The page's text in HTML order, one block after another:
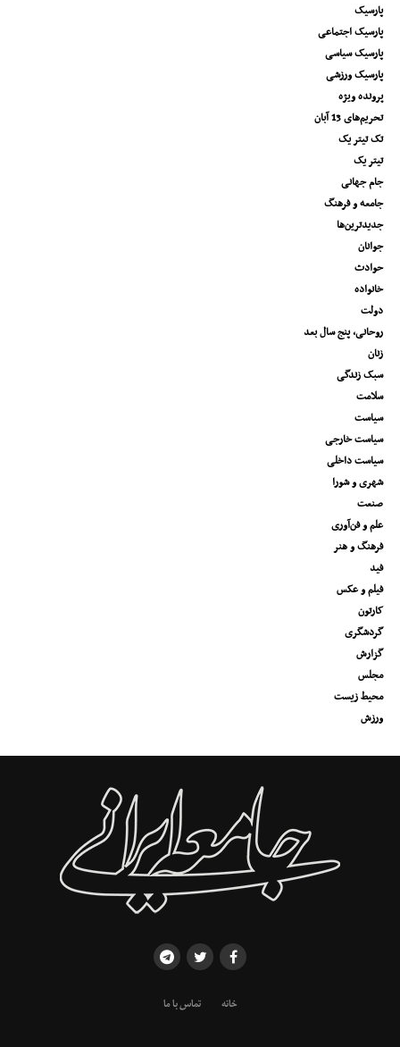
پارسیک
پارسیک اجتماعی
پارسیک سیاسی
پارسیک ورزشی
پرونده ویژه
تحریم‌های 13 آبان
تک تیتر یک
تیتر یک
جام جهانی
جامعه و فرهنگ
جدیدترین‌ها
جوانان
حوادث
خانواده
دولت
روحانی، پنج سال بعد
زنان
سبک زندگی
سلامت
سیاست
سیاست خارجی
سیاست داخلی
شهری و شورا
صنعت
علم و فن‌آوری
فرهنگ و هنر
فید
فیلم و عکس
کارتون
گردشگری
گزارش
مجلس
محیط زیست
ورزش
خانه تماس با ما